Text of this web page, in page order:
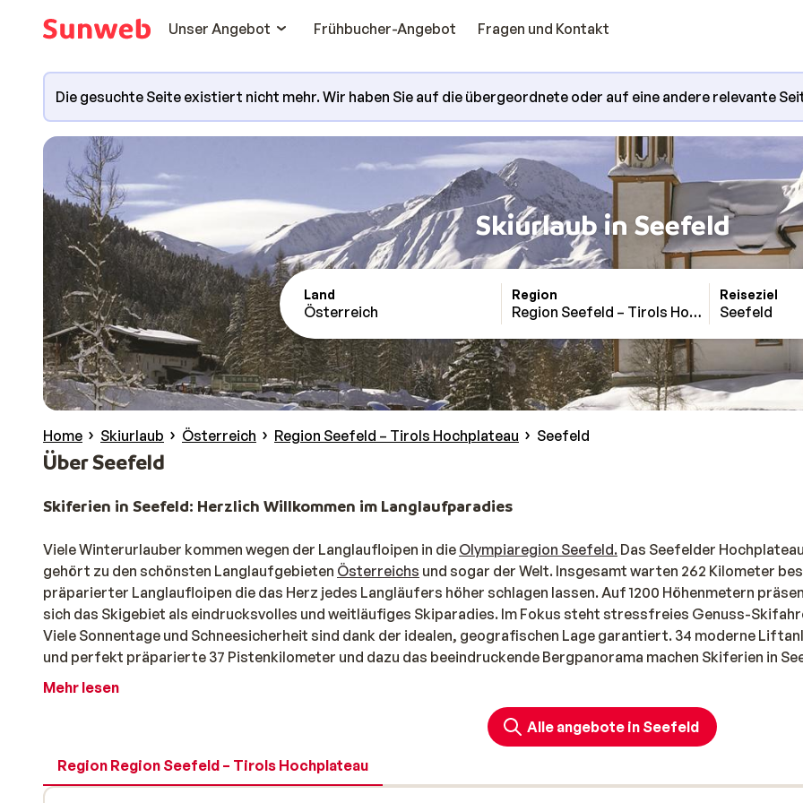
Unser Angebot
Frühbucher-Angebot Fragen und Kontakt
Die gesuchte Seite existiert nicht mehr. Wir haben Sie auf die übergeordnete oder auf eine andere relevante
Skiurlaub in Seefeld
Land
Österreich
Region
Region Seefeld – Tirols Hochplateau
Reiseziel
Seefeld
Home Skiurlaub Österreich Region Seefeld – Tirols Hochplateau Seefeld
Über Seefeld
Skiferien in Seefeld: Herzlich Willkommen im Langlaufparadies
Viele Winterurlauber kommen wegen der Langlaufloipen in die Olympiaregion Seefeld. Das Seefelder Hochplateau
gehört zu den schönsten Langlaufgebieten Österreichs und sogar der Welt. Insgesamt warten 262 Kilometer
präparierter Langlaufloipen die das Herz jedes Langläufers höher schlagen lassen. Auf 1200 Höhenmetern
sich das Skigebiet als eindrucksvolles und weitläufiges Skiparadies. Im Fokus steht stressfreies Genuss-
Viele Sonnentage und Schneesicherheit sind dank der idealen, geografischen Lage garantiert. 34 moderne
und perfekt präparierte 37 Pistenkilometer und dazu das beeindruckende Bergpanorama machen Skiferien in
so beliebt. Wenn Sie Ihren Skiurlaub in Seefeld mit Sunweb buchen, ist das Angebot gleich mit Skipass. So können
Pistenbedingungen sind auch der Grund, warum internationale Skistars wie Maria Riesch und Lindsay Vonn hier
trainiert haben. Snowboarder können im Funpark bei Rosshütte ihre Künste unter Beweis stellen, wo es zudem
eine Rodelbahn gibt.
Skiurlaub in Seefeld: Wussten Sie schon, …
Mehr lesen
Alle angebote in Seefeld
Region Region Seefeld – Tirols Hochplateau